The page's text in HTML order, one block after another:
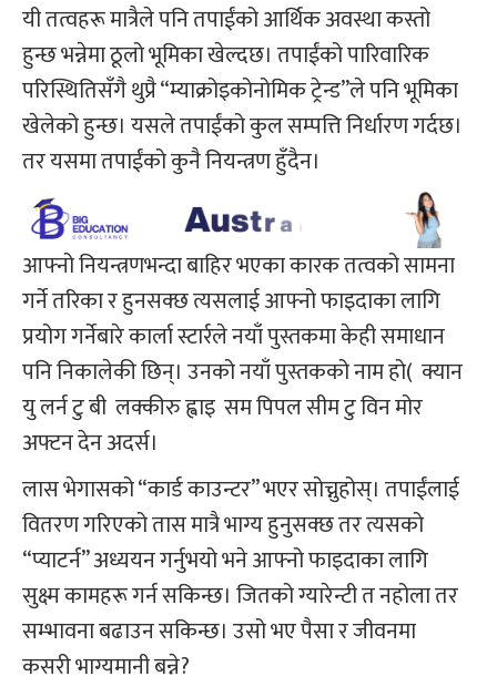
यी तत्वहरू मात्रैले पनि तपाईंको आर्थिक अवस्था कस्तो
हुन्छ भन्नेमा ठूलो भूमिका खेल्दछ। तपाईंको पारिवारिक
परिस्थितिसँगै थुप्रै “म्याक्रोइकोनोमिक ट्रेन्ड”ले पनि भूमिका
खेलेको हुन्छ। यसले तपाईंको कुल सम्पत्ति निर्धारण गर्दछ।
तर यसमा तपाईंको कुनै नियन्त्रण हुँदैन।
आफ्नो नियन्त्रणभन्दा बाहिर भएका कारक तत्वको सामना
गर्ने तरिका र हुनसक्छ त्यसलाई आफ्नो फाइदाका लागि
प्रयोग गर्नेबारे कार्ला स्टार्रले नयाँ पुस्तकमा केही समाधान
पनि निकालेकी छिन्। उनको नयाँ पुस्तकको नाम हो( क्यान
यु लर्न टु बी लक्कीरु ह्वाइ सम पिपल सीम टु विन मोर
अफ्टन देन अदर्स।
लास भेगासको “कार्ड काउन्टर” भएर सोच्नुहोस्। तपाईंलाई
वितरण गरिएको तास मात्रै भाग्य हुनुसक्छ तर त्यसको
“प्याटर्न” अध्ययन गर्नुभयो भने आफ्नो फाइदाका लागि
सुक्ष्म कामहरू गर्न सकिन्छ। जितको ग्यारेन्टी त नहोला तर
सम्भावना बढाउन सकिन्छ। उसो भए पैसा र जीवनमा
कसरी भाग्यमानी बन्ने?